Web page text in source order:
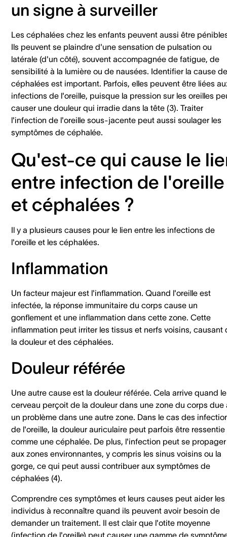
un signe à surveiller
Les céphalées chez les enfants peuvent aussi être
Ils peuvent se plaindre d'une sensation de pulsation ou
latérale (d'un côté), souvent accompagnée de fatigue, de
sensibilité à la lumière ou de nausées. Identifier la cause
céphalées est important. Parfois, elles peuvent être liées
infections de l'oreille, puisque la pression sur les oreilles
causer une douleur qui irradie dans la tête (3). Traiter
l'infection de l'oreille sous-jacente peut aussi soulager les
symptômes de céphalée.
Qu'est-ce qui cause le
entre infection de l'oreille
et céphalées ?
Il y a plusieurs causes pour le lien entre les infections de
l'oreille et les céphalées.
Inflammation
Un facteur majeur est l'inflammation. Quand l'oreille est
infectée, la réponse immunitaire du corps cause un
gonflement et une inflammation dans cette zone. Cette
inflammation peut irriter les tissus et nerfs voisins, causant
la douleur et des céphalées.
Douleur référée
Une autre cause est la douleur référée. Cela arrive quand le
cerveau perçoit de la douleur dans une zone du corps due
un problème dans une autre zone. Dans le cas des
de l'oreille, la douleur auriculaire peut parfois être ressentie
comme une céphalée. De plus, l'infection peut se propager
aux zones environnantes, y compris les sinus voisins ou la
gorge, ce qui peut aussi contribuer aux symptômes de
céphalées (4).
Comprendre ces symptômes et leurs causes peut aider les
individus à reconnaître quand ils peuvent avoir besoin de
demander un traitement. Il est clair que l'otite moyenne
(infection de l'oreille) peut causer une gamme de